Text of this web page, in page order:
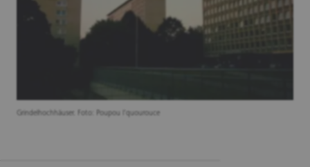
Grindelhochhäuser. Foto: Poupou l'quourouce